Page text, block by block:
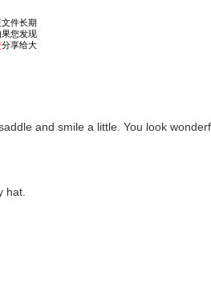
and smile a little. You look
hat.